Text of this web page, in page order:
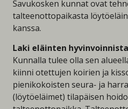
Savukosken kunnat ovat
talteenottopaikasta
kanssa.
Laki eläinten
Kunnalla tulee olla sen
kiinni otettujen koirien ja
pienikokoisten seura- ja
(löytöeläimet) tilapäisen